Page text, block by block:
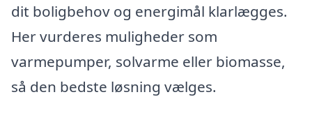
dit boligbehov og energimål klarlægges.
Her vurderes muligheder som
varmepumper, solvarme eller biomasse,
så den bedste løsning vælges.